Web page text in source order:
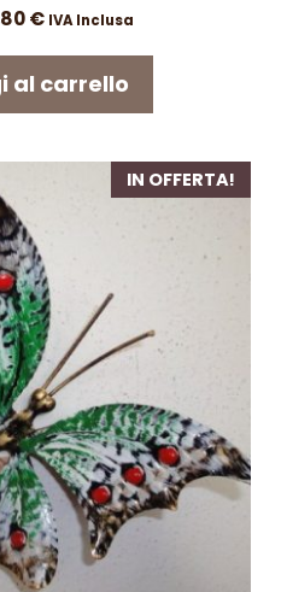
€Il
attuale
IVA Inclusa
al carrello
IN OFFERTA!